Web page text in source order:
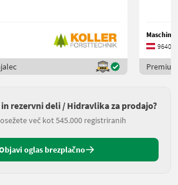
9640
rezervni deli / Hidravlika za prodajo?
več kot 545.000 registriranih
oglas brezplačno